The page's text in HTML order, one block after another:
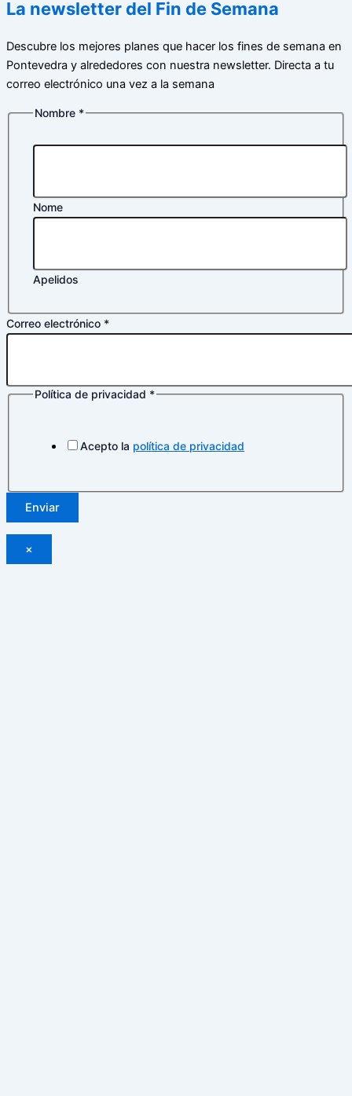
La newsletter del Fin de Semana
Descubre los mejores planes que hacer los fines de semana en
Pontevedra y alrededores con nuestra newsletter. Directa a tu
correo electrónico una vez a la semana
Nombre
electrónico
Nombre *
Nome
Apelidos
Correo electrónico *
Política de privacidad *
Acepto la política de privacidad
Enviar
×